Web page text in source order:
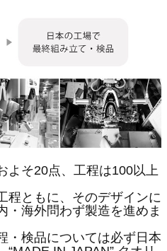
よそ20点、工程は100以上
程ともに、そのデザインに
・海外問わず製造を進めま
・検品については必ず日本